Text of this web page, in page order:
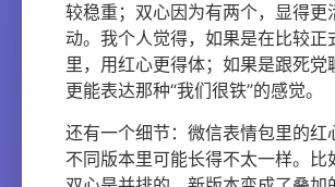
较稳重；双心因为有两个，显得更
动。我个人觉得，如果是在比较正
里，用红心更得体；如果是跟死党
更能表达那种“我们很铁”的感觉。
还有一个细节：微信表情包里的红
不同版本里可能长得不太一样。比